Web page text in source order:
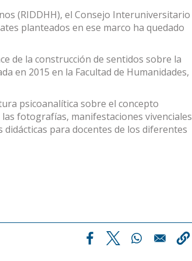
(RIDDHH), el Consejo Interuniversitario
planteados en ese marco ha quedado
de la construcción de sentidos sobre la
en 2015 en la Facultad de Humanidades,
psicoanalítica sobre el concepto
fotografías, manifestaciones vivenciales
para docentes de los diferentes